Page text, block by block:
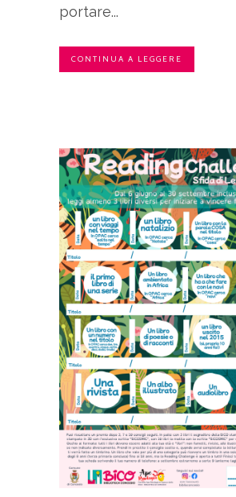
portare...
CONTINUA A LEGGERE